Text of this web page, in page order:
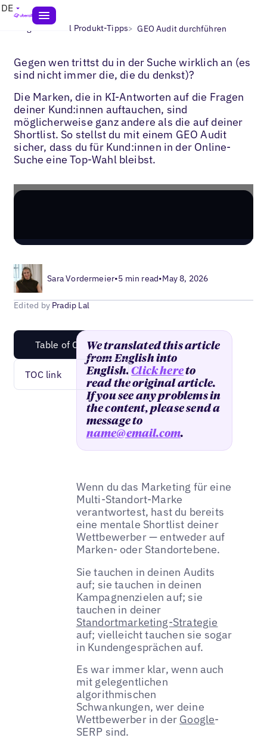
DE
Blogs> Uberall Produkt-Tipps> GEO Audit durchführen
Gegen wen trittst du in der Suche wirklich an (es
sind nicht immer die, die du denkst)?
Die Marken, die in KI-Antworten auf die Fragen
deiner Kund:innen auftauchen, sind
möglicherweise ganz andere als die auf deiner
Shortlist. So stellst du mit einem GEO Audit
sicher, dass du für Kund:innen in der Online-
Suche eine Top-Wahl bleibst.
Sara Vordermeier•5 min read•May 8, 2026
Edited by Pradip Lal
Table of Content
TOC link
We translated this article
from English into
English.Click hereto
read the original article.
If you see any problems in
the content, please send a
message to
name@email.com.
Wenn du das Marketing für eine
Multi-Standort-Marke
verantwortest, hast du bereits
eine mentale Shortlist deiner
Wettbewerber — entweder auf
Marken- oder Standortebene.
Sie tauchen in deinen Audits
auf; sie tauchen in deinen
Kampagnenzielen auf; sie
tauchen in deiner
Standortmarketing-Strategie
auf; vielleicht tauchen sie sogar
in Kundengesprächen auf.
Es war immer klar, wenn auch
mit gelegentlichen
algorithmischen
Schwankungen, wer deine
Wettbewerber in der Google-
SERP sind.